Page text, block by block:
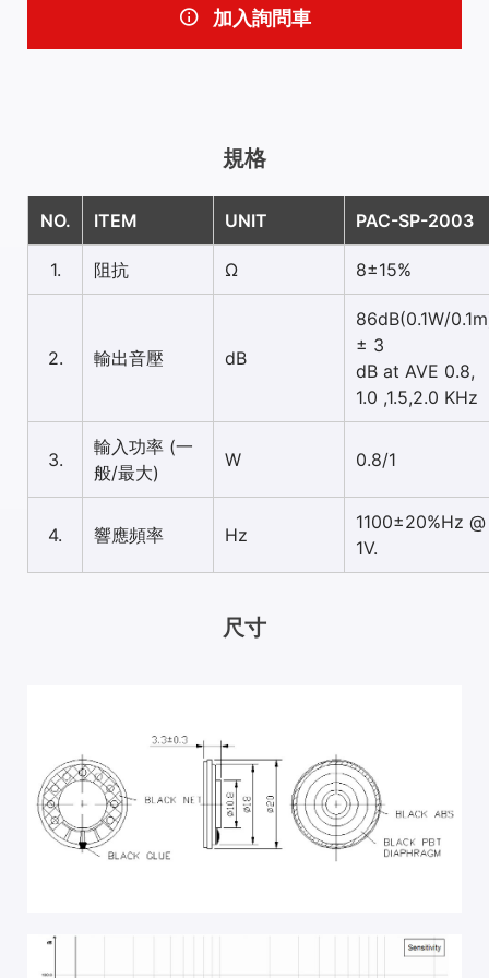
加入詢問車
規格
NO. ITEM UNIT PAC-SP-2003
1. 阻抗 Ω 8±15%
2. 輸出音壓 dB
86dB(0.1W/
± 3
dB at AVE 0.8,
1.0 ,1.5,2.0 KHz
3.
輸入功率 (一
般/最大)
W 0.8/1
4. 響應頻率 Hz
1100±20%Hz @
1V.
尺寸